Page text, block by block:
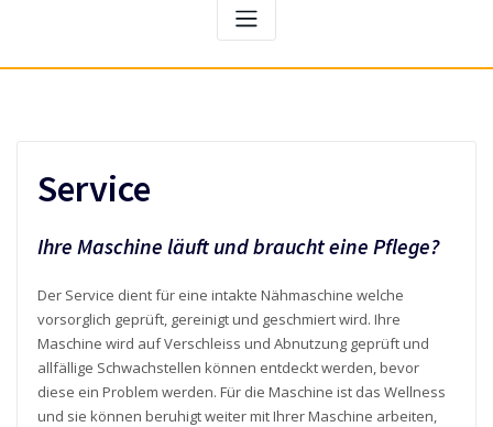
Service
Ihre Maschine läuft und braucht eine Pflege?
Der Service dient für eine intakte Nähmaschine welche
vorsorglich geprüft, gereinigt und geschmiert wird. Ihre
Maschine wird auf Verschleiss und Abnutzung geprüft und
allfällige Schwachstellen können entdeckt werden, bevor
diese ein Problem werden. Für die Maschine ist das Wellness
und sie können beruhigt weiter mit Ihrer Maschine arbeiten,